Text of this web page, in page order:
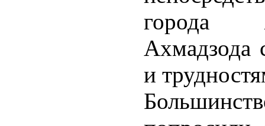
города
Ахмадзода
и